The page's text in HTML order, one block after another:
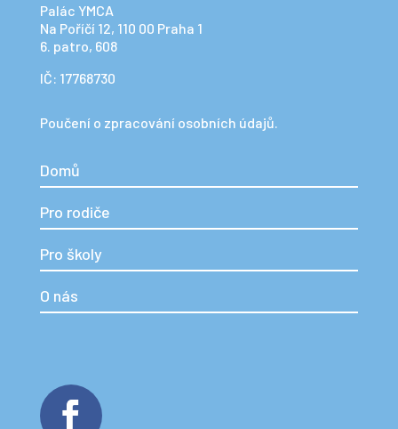
Palác YMCA
Na Poříčí 12, 110 00 Praha 1
6. patro, 608
IČ: 17768730
Poučení o zpracování osobních údajů.
Domů
Pro rodiče
Pro školy
O nás